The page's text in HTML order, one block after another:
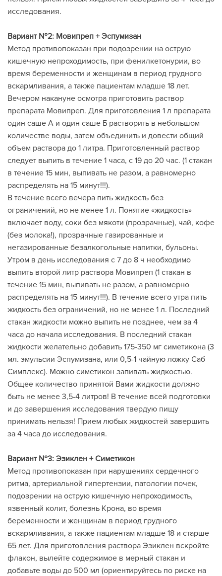
исследования.
Вариант №2: Мовипреп + Эспумизан
Метод противопоказан при подозрении на острую
кишечную непроходимость, при фенилкетонурии, во
время беременности и женщинам в период грудного
вскармливания, а также пациентам младше 18 лет.
Вечером накануне осмотра приготовить раствор
препарата Мовипреп. Для приготовления 1 л препарата
один саше А и один саше Б растворить в небольшом
количестве воды, затем объединить и довести общий
объем раствора до 1 литра. Приготовленный раствор
следует выпить в течение 1 часа, с 19 до 20 час. (1 стакан
в течение 15 мин, выпивать не разом, а равномерно
распределять на 15 минут!!!).
В течение всего вечера пить жидкость без
ограничений, но не менее 1 л. Понятие «жидкость»
включает воду, соки без мякоти (прозрачные), чай, кофе
(без молока!), прозрачные газированные и
негазированные безалкогольные напитки, бульоны.
Утром в день исследования с 7 до 8 ч необходимо
выпить второй литр раствора Мовипреп (1 стакан в
течение 15 мин, выпивать не разом, а равномерно
распределять на 15 минут!!!). В течение всего утра пить
жидкость без ограничений, но не менее 1 л. Последний
стакан жидкости можно выпить не позднее, чем за 4
часа до начала исследования. В последний стакан
жидкости желательно добавить 175-350 мг симетикона (3
мл. эмульсии Эспумизана, или 0,5-1 чайную ложку Саб
Симплекс). Можно симетикон запивать жидкостью.
Общее количество принятой Вами жидкости должно
быть не менее 3,5-4 литров! В течение всей подготовки
и до завершения исследования твердую пищу
принимать нельзя! Прием любых жидкостей завершить
за 4 часа до исследования.
Вариант №3: Эзиклен + Симетикон
Метод противопоказан при нарушениях сердечного
ритма, артериальной гипертензии, патологии почек,
подозрении на острую кишечную непроходимость,
язвенный колит, болезнь Крона, во время
беременности и женщинам в период грудного
вскармливания, а также пациентам младше 18 и старше
65 лет. Для приготовления раствора Эзиклен вскройте
флакон, вылейте содержимое в мерный стакан и
добавьте воды до 500 мл (ориентируйтесь по риске на